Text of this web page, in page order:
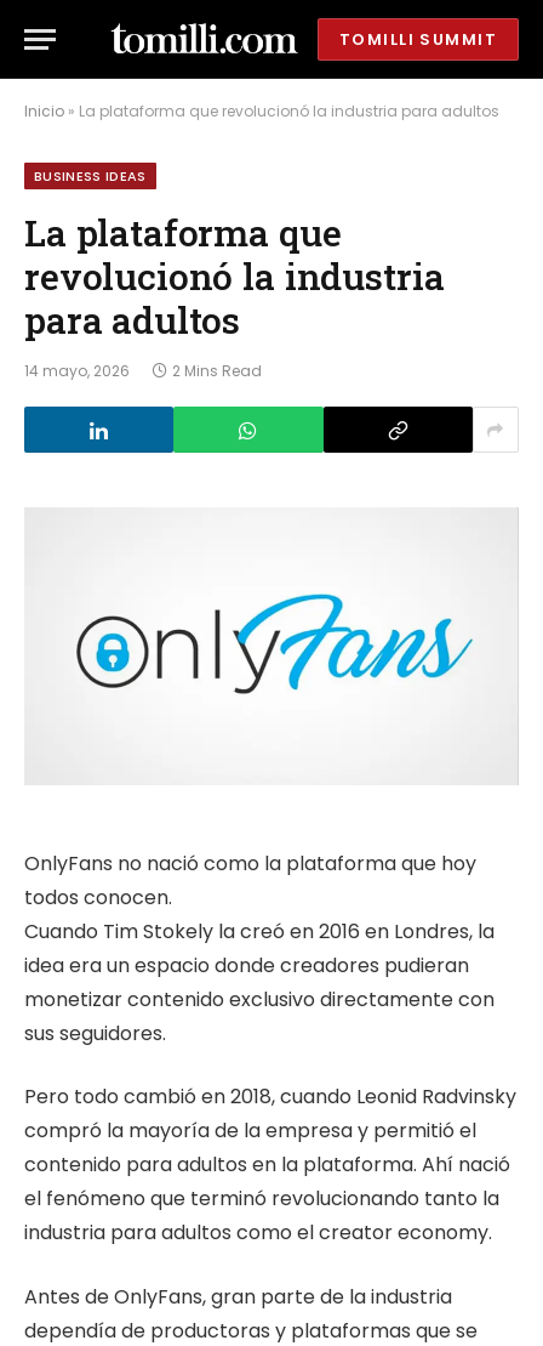
TOMILLI SUMMIT
Inicio » La plataforma que revolucionó la industria para adultos
BUSINESS IDEAS
La plataforma que
revolucionó la industria
para adultos
14 mayo, 2026 2 Mins Read
OnlyFans no nació como la plataforma que hoy
todos conocen.
Cuando Tim Stokely la creó en 2016 en Londres, la
idea era un espacio donde creadores pudieran
monetizar contenido exclusivo directamente con
sus seguidores.
Pero todo cambió en 2018, cuando Leonid Radvinsky
compró la mayoría de la empresa y permitió el
contenido para adultos en la plataforma. Ahí nació
el fenómeno que terminó revolucionando tanto la
industria para adultos como el creator economy.
Antes de OnlyFans, gran parte de la industria
dependía de productoras y plataformas que se